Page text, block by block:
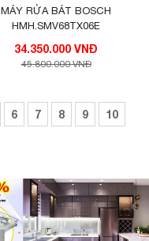
MÁY RỬA BÁT BOSCH
HMH.SMV68TX06E
34.350.000 VNĐ
45.800.000 VNĐ
6 7 8 9 10